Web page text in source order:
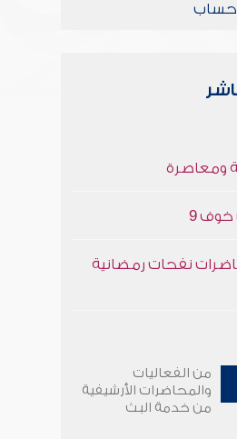
حساب
ومعاصرة
9
نفحات رمضانية
من الفعاليات
والمحاضرات الأرشيفية
من خدمة البث